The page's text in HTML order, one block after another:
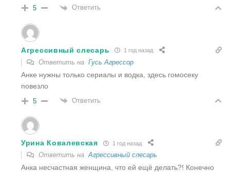
5 Ответить
Агрессивный слесарь 1 год назад
Ответить на Гусь Агрессор
Анке нужны только сериалы и водка, здесь гомосеку
повезло
5 Ответить
Урина Ковалевская 1 год назад
Ответить наАгрессивный слесарь
Анка несчастная женщина, что ей ещё делать?! Конечно